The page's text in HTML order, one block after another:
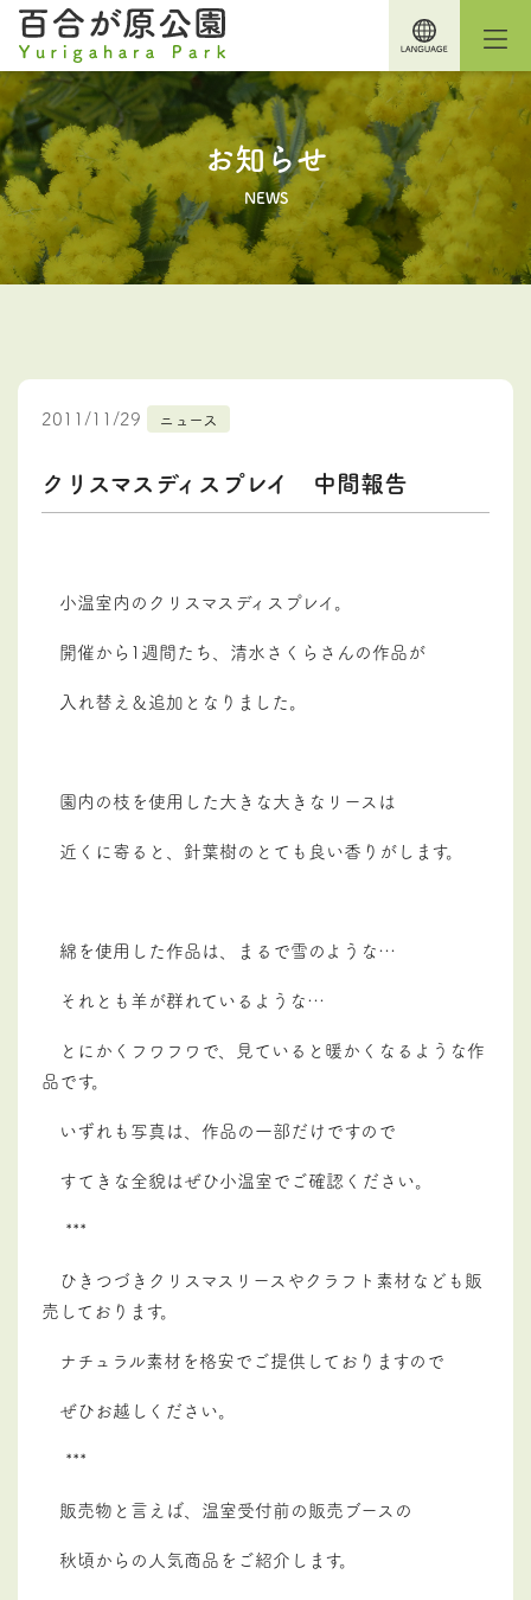
お知らせ
NEWS
2011/11/29 ニュース
クリスマスディスプレイ 中間報告
小温室内のクリスマスディスプレイ。
開催から1週間たち、清水さくらさんの作品が
入れ替え＆追加となりました。
園内の枝を使用した大きな大きなリースは
近くに寄ると、針葉樹のとても良い香りがします。
綿を使用した作品は、まるで雪のような…
それとも羊が群れているような…
とにかくフワフワで、見ていると暖かくなるような作
品です。
いずれも写真は、作品の一部だけですので
すてきな全貌はぜひ小温室でご確認ください。
***
ひきつづきクリスマスリースやクラフト素材なども販
売しております。
ナチュラル素材を格安でご提供しておりますので
ぜひお越しください。
***
販売物と言えば、温室受付前の販売ブースの
秋頃からの人気商品をご紹介します。